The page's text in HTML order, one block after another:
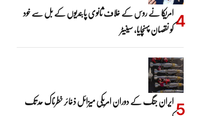
امریکا نے روس کے خلاف ثانوی پابندیوں کے بل سے خود
کو نقصان پہنچایا، سینیٹر
ایران جنگ کے دوران امریکی میزائل ذخائر خطرناک حد تک